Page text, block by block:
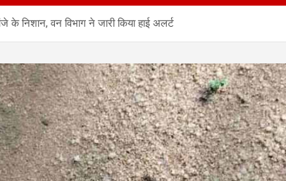
निशान, वन विभाग ने जारी किया हाई अलर्ट